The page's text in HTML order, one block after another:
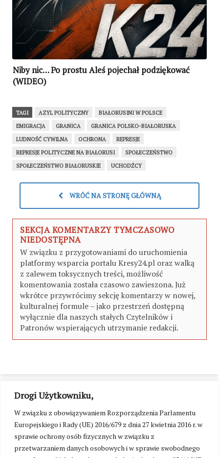
Drogi Użytkowniku,
W związku z obowiązywaniem Rozporządzenia Parlamentu
Europejskiego i Rady (UE) 2016/679 z dnia 27 kwietnia 2016 r. w
sprawie ochrony osób fizycznych w związku z
przetwarzaniem danych osobowych i w sprawie swobodnego
Niby nic… Po prostu Aleś pojechał podziękować
(WIDEO)
TAGI AZYL POLITYCZNY
BIAŁORUSINI W POLSCE
EMIGRACJA
GRANICA
GRANICA POLSKO-BIAŁORUSKA
LUDNOŚĆ CYWILNA
OCHRONA
REPRESJE
REPRESJE POLITYCZNE NA BIAŁORUSI
SPOŁECZEŃSTWO
SPOŁECZEŃSTWO BIAŁORUSKIE
UCHODŹCY
WRÓĆ NA STRONĘ GŁÓWNĄ
SEKCJA KOMENTARZY TYMCZASOWO
NIEDOSTĘPNA
W związku z przygotowaniami do uruchomienia
platformy wsparcia portalu Kresy24.pl oraz walką
z zalewem toksycznych treści, możliwość
komentowania została czasowo zawieszona. Już
wkrótce przywrócimy sekcję komentarzy w nowej,
kulturalnej formule – jako przestrzeń dostępną
wyłącznie dla naszych stałych Czytelników i
Patronów wspierających utrzymanie redakcji.